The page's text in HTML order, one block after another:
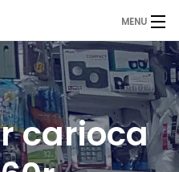
MENU
carioca